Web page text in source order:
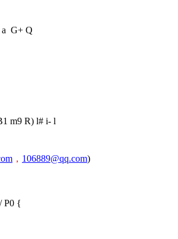
a G+ Q
m9 R) l# i- l
， 106889@qq.com)
P0 {